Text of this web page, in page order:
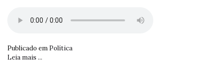
Publicado em Política
Leia mais ...